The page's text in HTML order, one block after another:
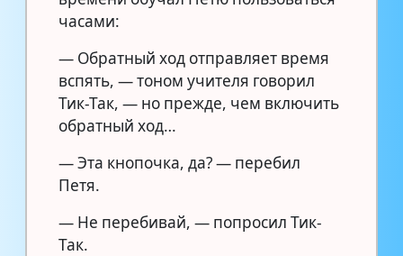
часами:
— Обратный ход отправляет время
вспять, — тоном учителя говорил
Тик-Так, — но прежде, чем включить
обратный ход…
— Эта кнопочка, да? — перебил
Петя.
— Не перебивай, — попросил Тик-
Так.